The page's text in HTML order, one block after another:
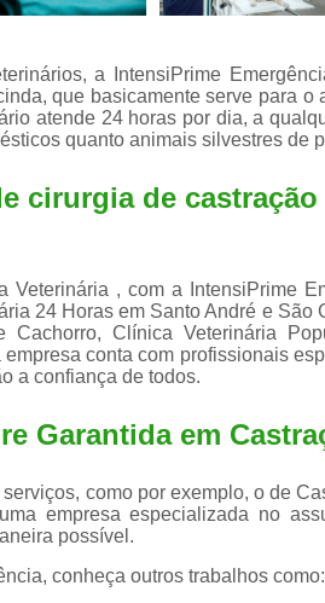
a IntensiPrime
que basicamente serve para
atende 24 horas por dia, a
quanto animais silvestres de
cirurgia de
Veterinária , com a IntensiPrime
24 Horas em Santo André e
Cachorro, Clínica Veterinária
conta com profissionais
a confiança de todos.
Garantida em
como por exemplo, o de
empresa especializada no
possível.
conheça outros trabalhos como: